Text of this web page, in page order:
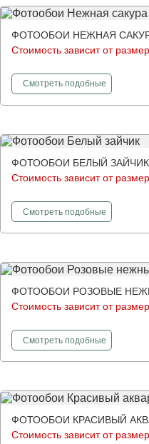
ФОТООБОИ НЕЖНАЯ
Стоимость зависит от
Смотретьфотообои
подобные
ФОТООБОИ БЕЛЫЙ ЗАЙЧИК
Стоимость зависит от
Смотретьфотообои
подобные
ФОТООБОИ РОЗОВЫЕ
Стоимость зависит от
Смотретьфотообои
подобные
ФОТООБОИ КРАСИВЫЙ
Стоимость зависит от